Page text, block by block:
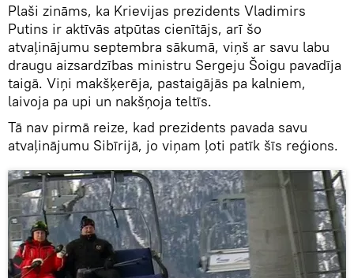
Plaši zināms, ka Krievijas prezidents Vladimirs
Putins ir aktīvās atpūtas cienītājs, arī šo
atvaļinājumu septembra sākumā, viņš ar savu labu
draugu aizsardzības ministru Sergeju Šoigu pavadīja
taigā. Viņi makšķerēja, pastaigājās pa kalniem,
laivoja pa upi un nakšņoja teltīs.
Tā nav pirmā reize, kad prezidents pavada savu
atvaļinājumu Sibīrijā, jo viņam ļoti patīk šīs reģions.